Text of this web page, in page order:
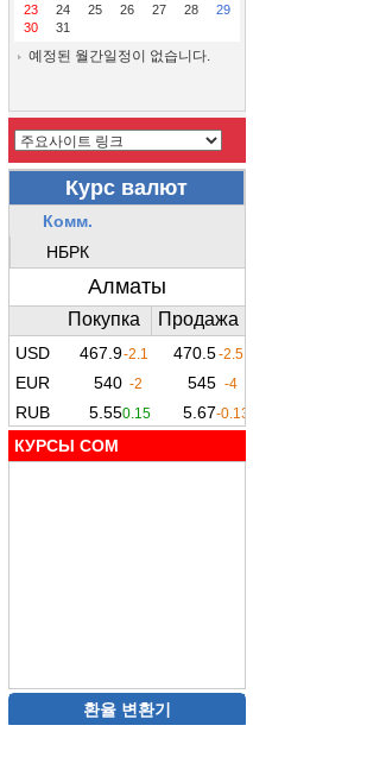
23
24 25 26 27 28
29
30
31
예정된 월간일정이 없습니다.
КУРСЫ COM
환율 변환기